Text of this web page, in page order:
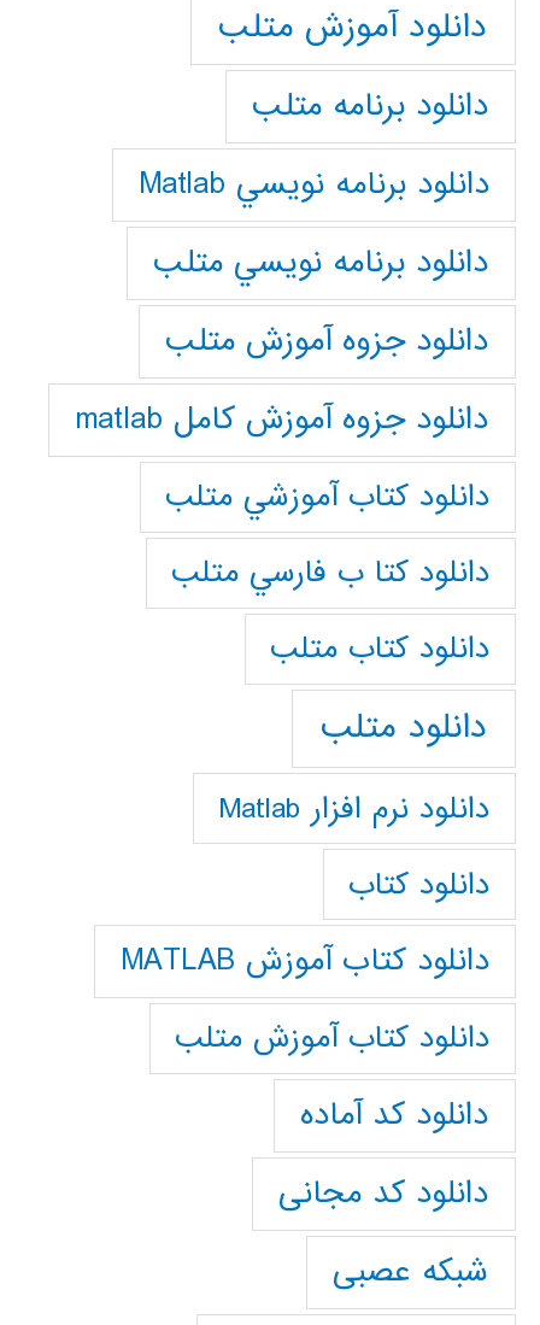
دانلود آموزش متلب
دانلود برنامه متلب
دانلود برنامه نويسي Matlab
دانلود برنامه نويسي متلب
دانلود جزوه آموزش متلب
دانلود جزوه آموزش کامل matlab
دانلود كتاب آموزشي متلب
دانلود كتا ب فارسي متلب
دانلود كتاب متلب
دانلود متلب
دانلود نرم افزار Matlab
دانلود کتاب
دانلود کتاب آموزش MATLAB
دانلود کتاب آموزش متلب
دانلود کد آماده
دانلود کد مجانی
شبکه عصبی